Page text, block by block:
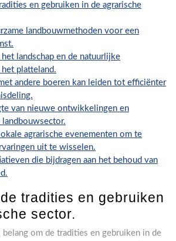
en gebruiken in de agrarische
landbouwmethoden voor een
landschap en de natuurlijke
platteland.
andere boeren kan leiden tot efficiënter
van nieuwe ontwikkelingen en
agrarische evenementen om te
uit te wisselen.
die bijdragen aan het behoud van
tradities en gebruiken
sector.
belang om de tradities en gebruiken in de